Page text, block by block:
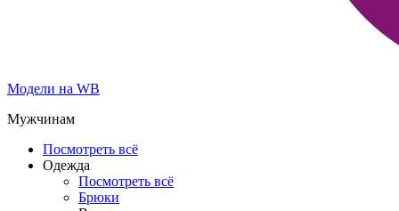
Модели на WB
Мужчинам
Посмотреть всё
Одежда
Посмотреть всё
Брюки